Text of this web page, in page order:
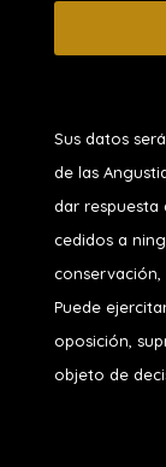
Sus datos
de las
dar respuesta
cedidos a
conservación,
Puede
oposición,
objeto de